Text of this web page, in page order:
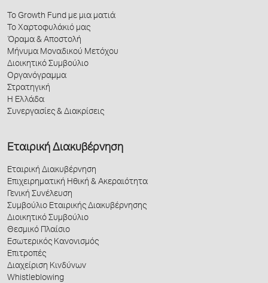
Το Growth Fund με μια ματιά
Το Χαρτοφυλάκιό μας
Όραμα & Αποστολή
Μήνυμα Μοναδικού Μετόχου
Διοικητικό Συμβούλιο
Οργανόγραμμα
Στρατηγική
Η Ελλάδα
Συνεργασίες & Διακρίσεις
Εταιρική Διακυβέρνηση
Εταιρική Διακυβέρνηση
Επιχειρηματική Ηθική & Ακεραιότητα
Γενική Συνέλευση
Συμβούλιο Εταιρικής Διακυβέρνησης
Διοικητικό Συμβούλιο
Θεσμικό Πλαίσιο
Εσωτερικός Κανονισμός
Επιτροπές
Διαχείριση Κινδύνων
Whistleblowing